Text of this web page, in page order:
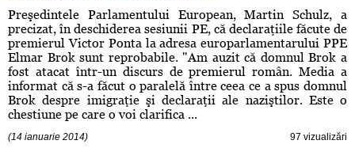
Preşedintele Parlamentului European, Martin Schulz, a
precizat, în deschiderea sesiunii PE, că declaraţiile făcute de
premierul Victor Ponta la adresa europarlamentarului PPE
Elmar Brok sunt reprobabile. "Am auzit că domnul Brok a
fost atacat într-un discurs de premierul român. Media a
informat că s-a făcut o paralelă între ceea ce a spus domnul
Brok despre imigraţie şi declaraţii ale naziştilor. Este o
chestiune pe care o voi clarifica ...
(14 ianuarie 2014) 97 vizualizări